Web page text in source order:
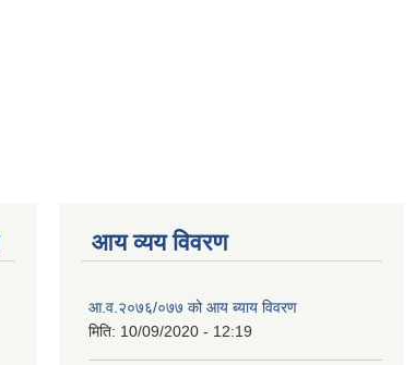
आय व्यय विवरण
आ.व.२०७६/०७७ को आय ब्याय विवरण
मिति: 10/09/2020 - 12:19